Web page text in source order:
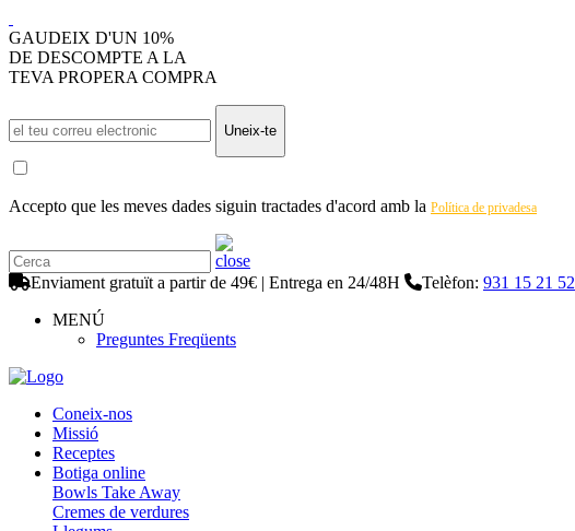
GAUDEIX D'UN 10%
DE DESCOMPTE A LA
TEVA PROPERA COMPRA
Uneix-te
Accepto que les meves dades siguin tractades d'acord amb la Política de privadesa
Enviament gratuït a partir de 49€ | Entrega en 24/48H Telèfon: 931 15 21 52
MENÚ
Preguntes Freqüents
Coneix-nos
Missió
Receptes
Botiga online
Bowls Take Away
Cremes de verdures